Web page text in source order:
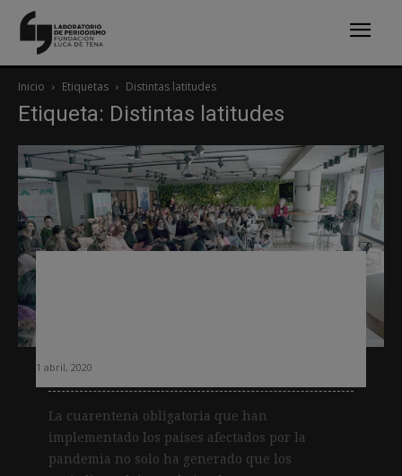
Inicio Etiquetas Distintas latitudes
Etiqueta: Distintas latitudes
1 abril, 2020
La cuarentena obligatoria que han
implementado los países afectados por la
pandemia no solo ha generado que los